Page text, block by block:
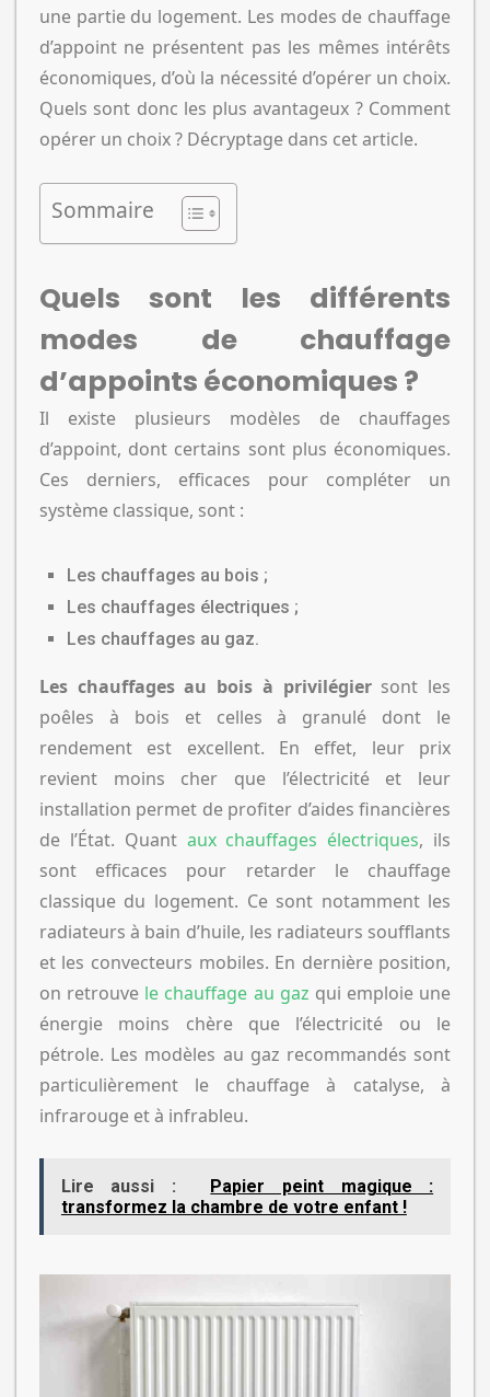
une partie du logement. Les modes de chauffage
d’appoint ne présentent pas les mêmes intérêts
économiques, d’où la nécessité d’opérer un choix.
Quels sont donc les plus avantageux ? Comment
opérer un choix ? Décryptage dans cet article.
Sommaire
Quels sont les différents
modes de chauffage
d’appoints économiques ?
Il existe plusieurs modèles de chauffages
d’appoint, dont certains sont plus économiques.
Ces derniers, efficaces pour compléter un
système classique, sont :
Les chauffages au bois ;
Les chauffages électriques ;
Les chauffages au gaz.
Les chauffages au bois à privilégier sont les
poêles à bois et celles à granulé dont le
rendement est excellent. En effet, leur prix
revient moins cher que l’électricité et leur
installation permet de profiter d’aides financières
de l’État. Quant aux chauffages électriques, ils
sont efficaces pour retarder le chauffage
classique du logement. Ce sont notamment les
radiateurs à bain d’huile, les radiateurs soufflants
et les convecteurs mobiles. En dernière position,
on retrouve le chauffage au gaz qui emploie une
énergie moins chère que l’électricité ou le
pétrole. Les modèles au gaz recommandés sont
particulièrement le chauffage à catalyse, à
infrarouge et à infrableu.
Lire aussi :
Papier peint magique :
transformez la chambre de votre enfant !